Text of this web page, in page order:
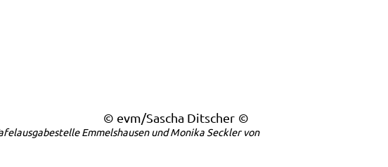
© evm/Sascha Ditscher
Emmelshausen und Monika Seckler von